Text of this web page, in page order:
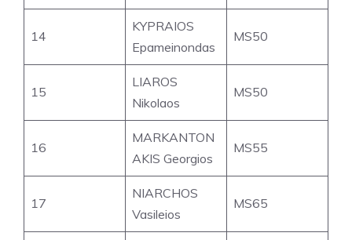
14
KYPRAIOS
Epameinondas
MS50
15
LIAROS
Nikolaos
MS50
16
MARKANTON
AKIS Georgios
MS55
17
NIARCHOS
Vasileios
MS65